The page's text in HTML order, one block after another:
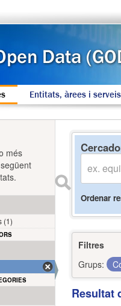
Entitats, àrees i serveis
Ordenar
Filtres
Grups:
Resultat
més
(1)